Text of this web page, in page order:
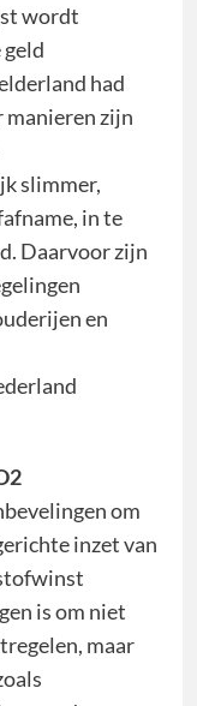
wordt
had
manieren zijn
slimmer,
in te
Daarvoor zijn
en
om
inzet van
is om niet
maar